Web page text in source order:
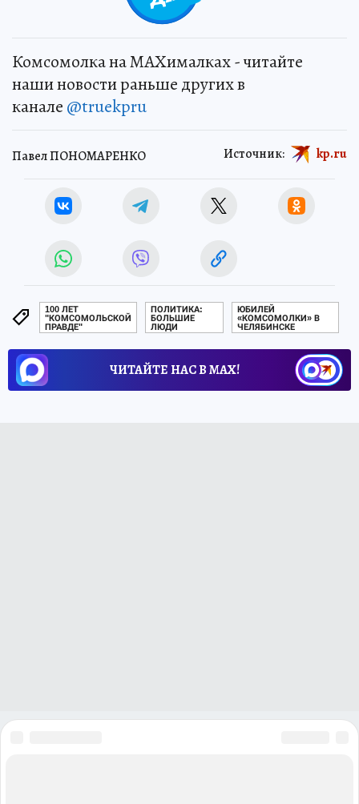
Комсомолка на MAXималках - читайте
наши новости раньше других в
канале @truekpru
Павел ПОНОМАРЕНКО Источник: kp.ru
100 ЛЕТ
"КОМСОМОЛЬСКОЙ
ПРАВДЕ"
ПОЛИТИКА:
БОЛЬШИЕ
ЛЮДИ
ЮБИЛЕЙ
«КОМСОМОЛКИ» В
ЧЕЛЯБИНСКЕ
ЧИТАЙТЕ НАС В МАХ!